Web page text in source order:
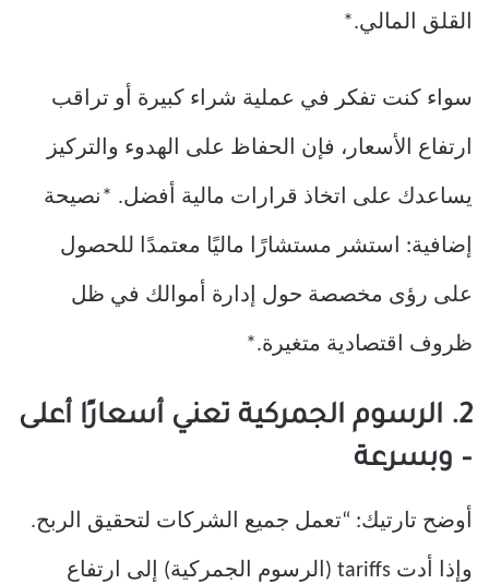
القلق المالي.*
سواء كنت تفكر في عملية شراء كبيرة أو تراقب
ارتفاع الأسعار، فإن الحفاظ على الهدوء والتركيز
يساعدك على اتخاذ قرارات مالية أفضل. *نصيحة
إضافية: استشر مستشارًا ماليًا معتمدًا للحصول
على رؤى مخصصة حول إدارة أموالك في ظل
ظروف اقتصادية متغيرة.*
2. الرسوم الجمركية تعني أسعارًا أعلى
– وبسرعة
أوضح تارتيك: “تعمل جميع الشركات لتحقيق الربح.
وإذا أدت tariffs (الرسوم الجمركية) إلى ارتفاع